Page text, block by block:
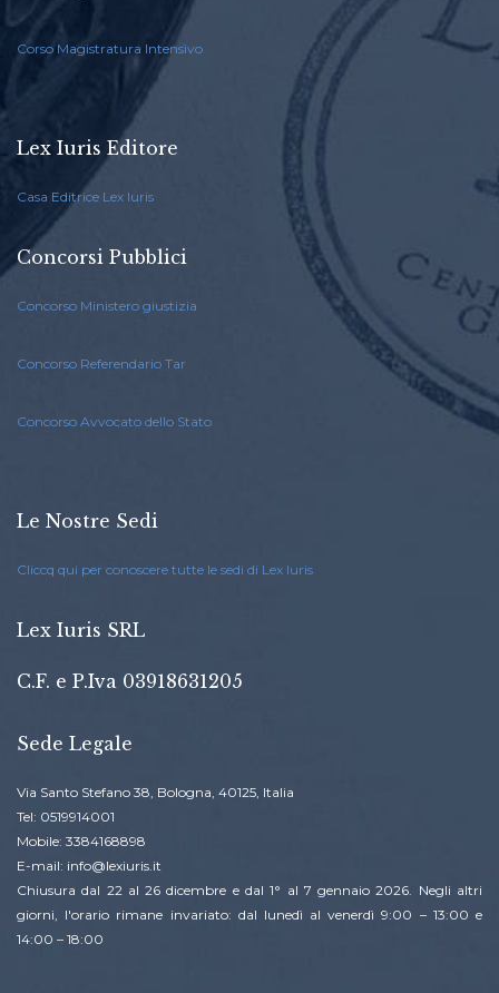
Corso Magistratura Intensivo
Lex Iuris Editore
Casa Editrice Lex Iuris
Concorsi Pubblici
Concorso Ministero giustizia
Concorso Referendario Tar
Concorso Avvocato dello Stato
Le Nostre Sedi
Cliccq qui per conoscere tutte le sedi di Lex Iuris
Lex Iuris SRL
C.F. e P.Iva 03918631205
Sede Legale
Via Santo Stefano 38, Bologna, 40125, Italia
Tel: 0519914001
Mobile: 3384168898
E-mail: info@lexiuris.it
Chiusura dal 22 al 26 dicembre e dal 1° al 7 gennaio 2026. Negli altri
giorni, l'orario rimane invariato: dal lunedì al venerdì 9:00 – 13:00 e
14:00 – 18:00